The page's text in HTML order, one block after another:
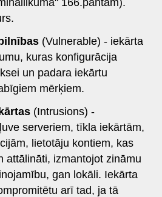
(Vulnerable) - iekārta
kuras konfigurācija
un padara iekārtu
mērķiem.
(Intrusions) -
serveriem, tīkla iekārtām,
lietotāju kontiem, kas
attālināti, izmantojot zināmu
gan lokāli. Iekārta
arī tad, ja tā